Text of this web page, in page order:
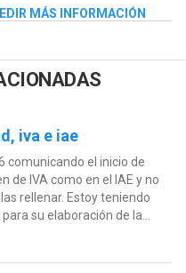
MÁS INFORMACIÓN
iva e iae
comunicando el inicio de
de IVA como en el IAE y no
rellenar. Estoy teniendo
su elaboración de la...